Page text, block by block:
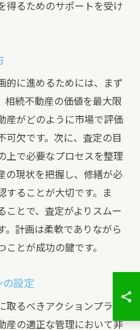
得るためのサポートを受け
的に進めるためには、まず
相続不動産の価値を最大限
産がどのように市場で評価
可欠です。次に、査定の目
上で必要なプロセスを整理
の現状を把握し、修繕が必
することが大切です。ま
ことで、査定がよりスムー
。計画は柔軟でありながら
とが成功の鍵です。
の設定
るべきアクションプラン
産の適正な管理において非